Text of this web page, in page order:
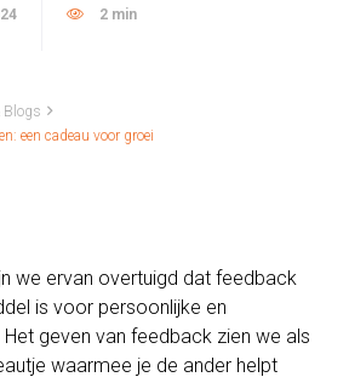
2 min
Blogs
een cadeau voor groei
we ervan overtuigd dat feedback
is voor persoonlijke en
geven van feedback zien we als
waarmee je de ander helpt